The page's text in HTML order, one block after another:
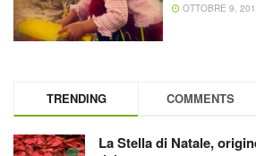
OTTOBRE 9,
TRENDING COMMENTS
La Stella di Natale,